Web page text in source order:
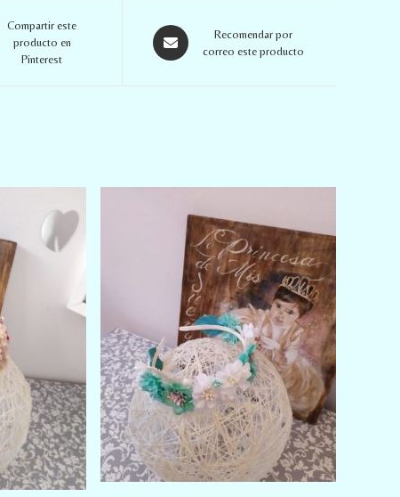
Compartir este
producto en
Pinterest
Recomendar por
correo este producto